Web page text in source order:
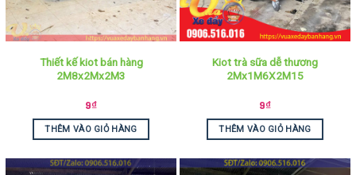
Thiết kế kiot bán hàng
2M8x2Mx2M3
9₫
THÊM VÀO GIỎ HÀNG
Kiot trà sữa dễ thương
2Mx1M6X2M15
9₫
THÊM VÀO GIỎ HÀNG